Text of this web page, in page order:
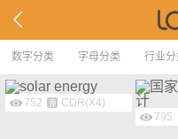
数字分类 字母分类 行业分
CDR(X4)
752
795